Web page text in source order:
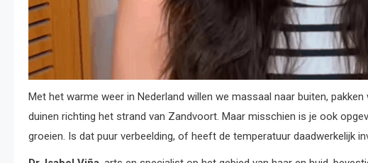
Met het warme weer in Nederland willen we massaal naar buiten,
duinen richting het strand van Zandvoort. Maar misschien is je ook
groeien. Is dat puur verbeelding, of heeft de temperatuur daadwerkelijk